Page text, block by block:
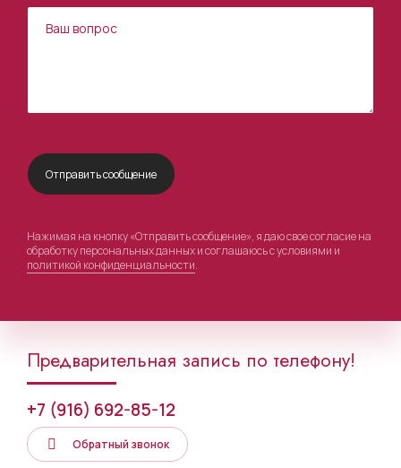
Нажимая на кнопку «Отправить сообщение», я даю свое согласие на
обработку персональных данных и соглашаюсь с условиями и
политикой конфиденциальности.
Предварительная запись по телефону!
+7 (916) 692-85-12
Обратный звонок